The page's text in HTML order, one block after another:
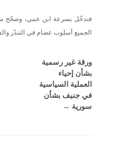
فتدخّل بسرعة ابن عمي، وصحّح
الجميع أسلوب عصام في التندّر
ورقة غير رسمية
بشأن إحياء
العملية السياسية
في جنيف بشأن
سورية →